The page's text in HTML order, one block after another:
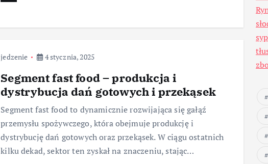
jedzenie 4 stycznia, 2025
Segment fast food – produkcja i
dystrybucja dań gotowych i przekąsek
Segment fast food to dynamicznie rozwijająca się gałąź
przemysłu spożywczego, która obejmuje produkcję i
dystrybucję dań gotowych oraz przekąsek. W ciągu ostatnich
kilku dekad, sektor ten zyskał na znaczeniu, stając…